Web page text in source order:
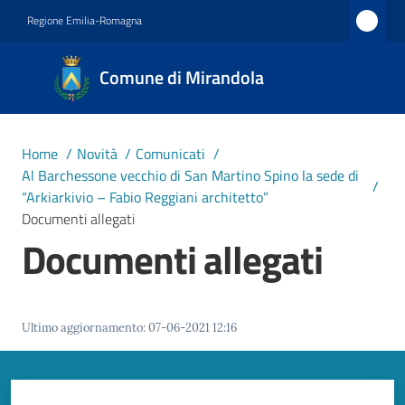
Regione Emilia-Romagna
Comune di Mirandola
Comune
di
Mirandola
1597
Servizi
Vivere
Home / Novità / Comunicati /
Al Barchessone vecchio di San Martino Spino la sede di
“Arkiarkivio – Fabio Reggiani architetto”
/
Documenti allegati
Documenti allegati
Ultimo aggiornamento:07-06-2021 12:16